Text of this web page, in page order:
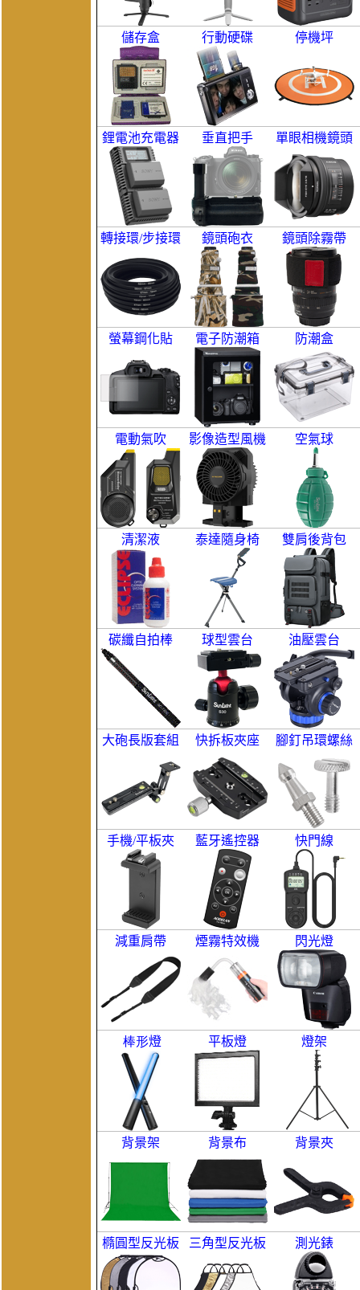
儲存盒 行動硬碟 停機坪
鋰電池充電器 垂直把手 單眼相機鏡頭
轉接環/步接環 鏡頭砲衣 鏡頭除霧帶
螢幕鋼化貼 電子防潮箱 防潮盒
電動氣吹 影像造型風機 空氣球
清潔液 泰達隨身椅 雙肩後背包
碳纖自拍棒 球型雲台 油壓雲台
大砲長版套組 快拆板夾座 腳釘吊環螺絲
手機/平板夾 藍牙遙控器 快門線
減重肩帶 煙霧特效機 閃光燈
棒形燈 平板燈 燈架
背景架 背景布 背景夾
橢圓型反光板 三角型反光板 測光錶